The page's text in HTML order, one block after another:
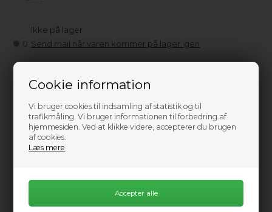
Cookie information
Vi bruger cookies til indsamling af statistik og til
trafikmåling. Vi bruger informationen til forbedring af
hjemmesiden. Ved at klikke videre, accepterer du brugen
af cookies.
Læs mere
0
Ikke på lager
Send mail når varen kommer på lager igen
3.899,00
Information
Jetboil Genesis Basecamp System er dit kompakte, alt-i-én
køkkensæt, når du vil lave rigtig mad på tur – uden at slæbe et
helt campkøkken med. Systemet folder ud som en lille